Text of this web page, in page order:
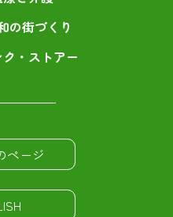
の街づくり
・ストアー
ページ